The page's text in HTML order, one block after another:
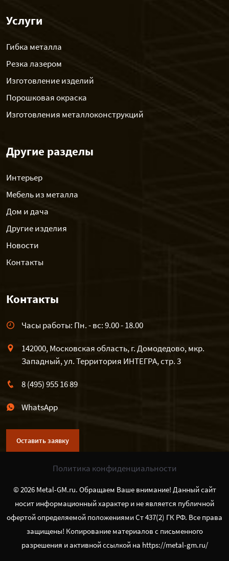
Услуги
Гибка металла
Резка лазером
Изготовление изделий
Порошковая окраска
Изготовления металлоконструкций
Другие разделы
Интерьер
Мебель из металла
Дом и дача
Другие изделия
Новости
Контакты
Контакты
Часы работы: Пн. - вс: 9.00 - 18.00
142000, Московская область, г. Домодедово, мкр.
Западный, ул. Территория ИНТЕГРА, стр. 3
8 (495) 955 16 89
WhatsApp
Оставить заявку
Политика конфиденциальности
© 2026 Metal-GM.ru. Обращаем Ваше внимание! Данный сайт
носит информационный характер и не является публичной
офертой определяемой положениями Ст 437(2) ГК РФ. Все права
защищены! Копирование материалов с письменного
разрешения и активной ссылкой на https://metal-gm.ru/